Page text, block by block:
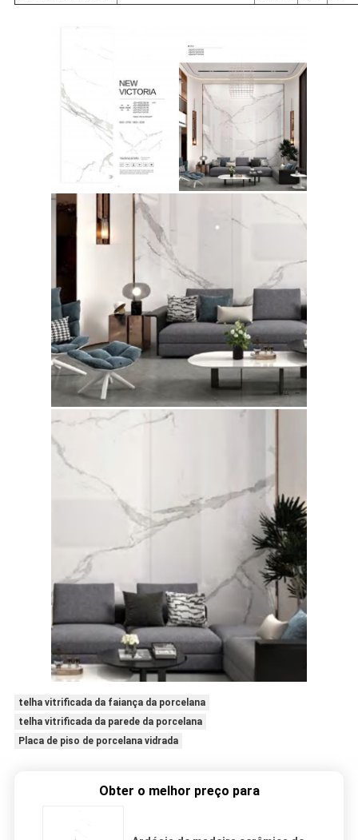
telha vitrificada da faiança da porcelana
telha vitrificada da parede da porcelana
Placa de piso de porcelana vidrada
Obter o melhor preço para